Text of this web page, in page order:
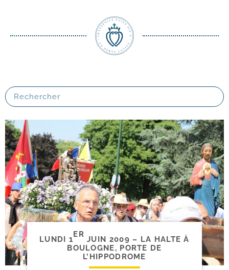
LUNDI 1
ER
JUIN 2009 – LA HALTE À
BOULOGNE, PORTE DE
L’HIPPODROME